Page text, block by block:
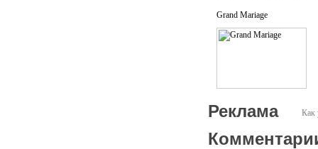
Grand Mariage
Как
Реклама